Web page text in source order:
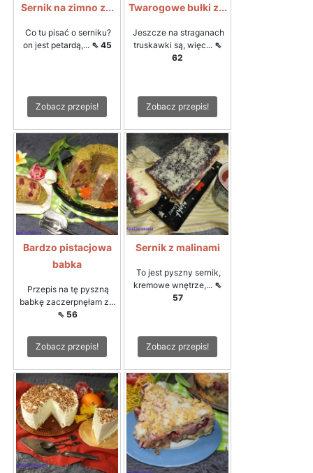
Sernik na zimno z...
Co tu pisać o serniku?
on jest petardą,... ⇖ 45
Zobacz przepis!
Twarogowe bułki z...
Jeszcze na straganach
truskawki są, więc... ⇖
62
Zobacz przepis!
Bardzo pistacjowa
babka
Przepis na tę pyszną
babkę zaczerpnęłam z...
⇖ 56
Zobacz przepis!
Sernik z malinami
To jest pyszny sernik,
kremowe wnętrze,... ⇖
57
Zobacz przepis!